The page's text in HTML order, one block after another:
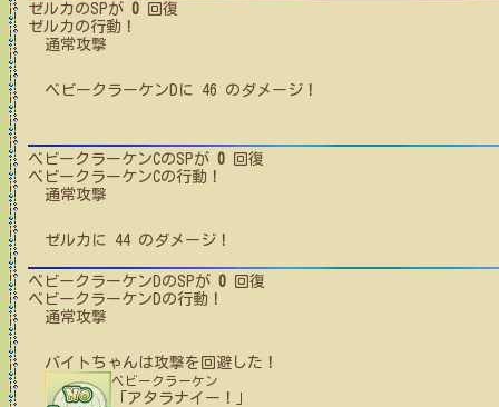
ゼルカのSPが 0 回復
ゼルカの行動！
通常攻撃
ベビークラーケンD に 46 のダメージ！
ベビークラーケンCのSPが 0 回復
ベビークラーケンCの行動！
通常攻撃
ゼルカ に 44のダメージ！
ベビークラーケンDのSPが 0 回復
ベビークラーケンDの行動！
通常攻撃
バイトちゃんは攻撃を回避した！
ベビークラーケン
「アタラナイー！」